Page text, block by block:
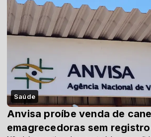
Saúde
Anvisa proíbe venda de
emagrecedoras sem